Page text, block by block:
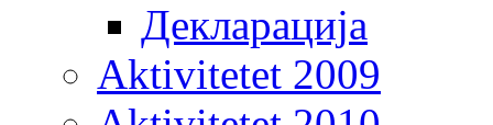
Декларација
Aktivitetet 2009